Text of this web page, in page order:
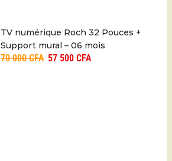
TV numérique Roch 32 Pouces +
Support mural – 06 mois
70 000CFA 57 500 CFA